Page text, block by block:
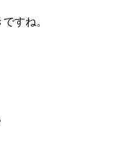
すね。